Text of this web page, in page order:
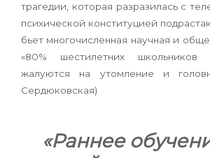
трагедии, которая разразилась с
психической конституцией
бьет многочисленная научная и
«80% шестилетних школьников
жалуются на утомление и
Сердюковская)
«Раннее